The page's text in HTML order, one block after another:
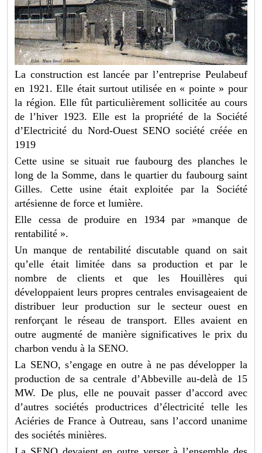
La construction est lancée par l’entreprise Peulabeuf
en 1921. Elle était surtout utilisée en « pointe » pour
la région. Elle fût particulièrement sollicitée au cours
de l’hiver 1923. Elle est la propriété de la Société
d’Electricité du Nord-Ouest SENO société créée en
1919
Cette usine se situait rue faubourg des planches le
long de la Somme, dans le quartier du faubourg saint
Gilles. Cette usine était exploitée par la Société
artésienne de force et lumière.
Elle cessa de produire en 1934 par »manque de
rentabilité ».
Un manque de rentabilité discutable quand on sait
qu’elle était limitée dans sa production et par le
nombre de clients et que les Houillères qui
développaient leurs propres centrales envisageaient de
distribuer leur production sur le secteur ouest en
renforçant le réseau de transport. Elles avaient en
outre augmenté de manière significatives le prix du
charbon vendu à la SENO.
La SENO, s’engage en outre à ne pas développer la
production de sa centrale d’Abbeville au-delà de 15
MW. De plus, elle ne pouvait passer d’accord avec
d’autres sociétés productrices d’électricité telle les
Aciéries de France à Outreau, sans l’accord unanime
des sociétés minières.